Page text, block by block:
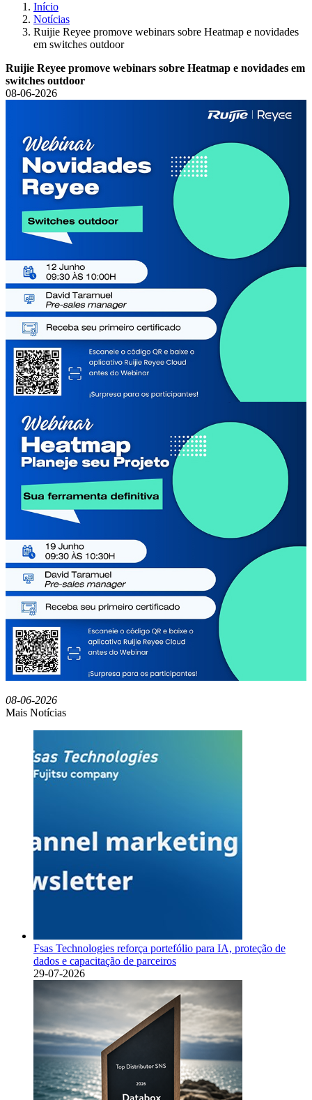
Início
Notícias
Ruijie Reyee promove webinars sobre Heatmap e novidades
em switches outdoor
Ruijie Reyee promove webinars sobre Heatmap e novidades em
switches outdoor
08-06-2026
08-06-2026
Mais Notícias
Fsas Technologies reforça portefólio para IA, proteção de
dados e capacitação de parceiros
29-07-2026